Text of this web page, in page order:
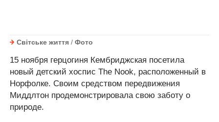
Світське життя / Фото
15 ноября герцогиня Кембриджская посетила
новый детский хоспис The Nook, расположенный в
Норфолке. Своим средством передвижения
Миддлтон продемонстрировала свою заботу о
природе.